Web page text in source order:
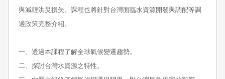
與減輕洪災損失。課程也將針對台灣面臨水資源開發與調配等調
適政策完整介紹。
一、透過本課程了解全球氣候變遷趨勢。
二、探討台灣水資源之特性。